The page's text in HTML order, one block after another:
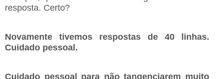
resposta. Certo?
Novamente tivemos respostas de 40 linhas.
Cuidado pessoal.
Cuidado pessoal para não tangenciarem muito